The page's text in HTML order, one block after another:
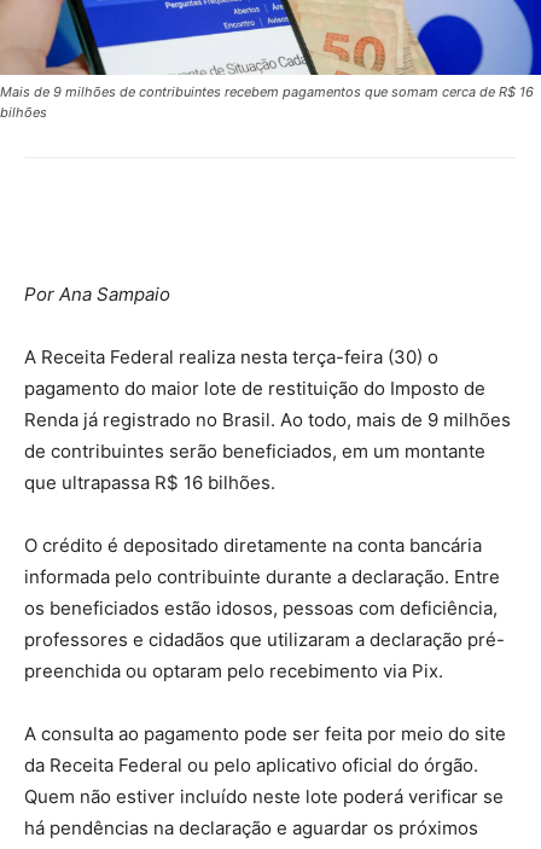
Mais de 9 milhões de contribuintes recebem pagamentos que somam cerca de R$ 16
bilhões
Por Ana Sampaio
A Receita Federal realiza nesta terça-feira (30) o
pagamento do maior lote de restituição do Imposto de
Renda já registrado no Brasil. Ao todo, mais de 9 milhões
de contribuintes serão beneficiados, em um montante
que ultrapassa R$ 16 bilhões.
O crédito é depositado diretamente na conta bancária
informada pelo contribuinte durante a declaração. Entre
os beneficiados estão idosos, pessoas com deficiência,
professores e cidadãos que utilizaram a declaração pré-
preenchida ou optaram pelo recebimento via Pix.
A consulta ao pagamento pode ser feita por meio do site
da Receita Federal ou pelo aplicativo oficial do órgão.
Quem não estiver incluído neste lote poderá verificar se
há pendências na declaração e aguardar os próximos